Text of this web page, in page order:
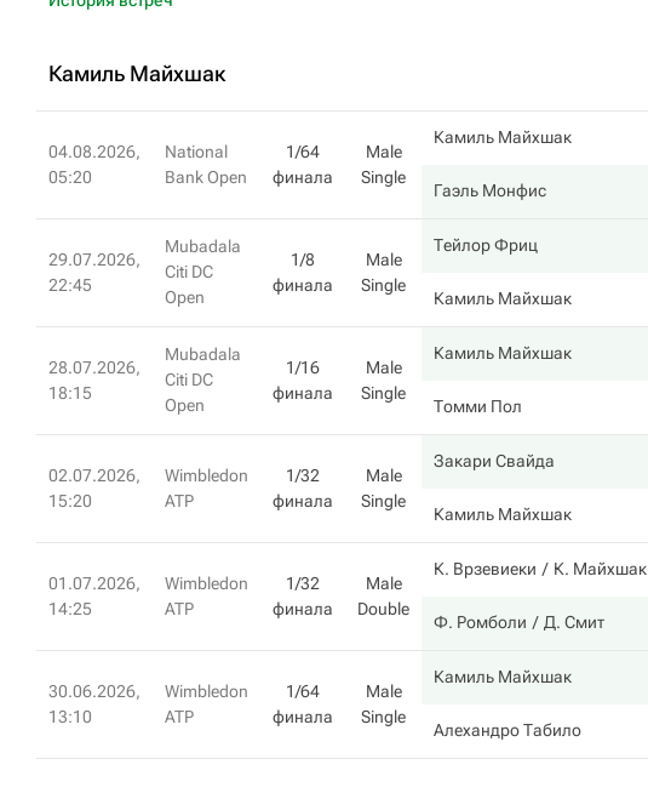
Камиль Майхшак
04.08.2026,
05:20
National
Bank Open
1/64
финала
Male
Single
Камиль Майхшак
Гаэль Монфис
29.07.2026,
22:45
Mubadala
Citi DC
Open
1/8
финала
Male
Single
Тейлор Фриц
Камиль Майхшак
28.07.2026,
18:15
Mubadala
Citi DC
Open
1/16
финала
Male
Single
Камиль Майхшак
Томми Пол
02.07.2026,
15:20
Wimbledon
ATP
1/32
финала
Male
Single
Закари Свайда
Камиль Майхшак
01.07.2026,
14:25
Wimbledon
ATP
1/32
финала
Male
Double
К. Врзевиеки К. Майхшак
Ф. Ромболи Д. Смит
30.06.2026,
13:10
Wimbledon
ATP
1/64
финала
Male
Single
Камиль Майхшак
Алехандро Табило